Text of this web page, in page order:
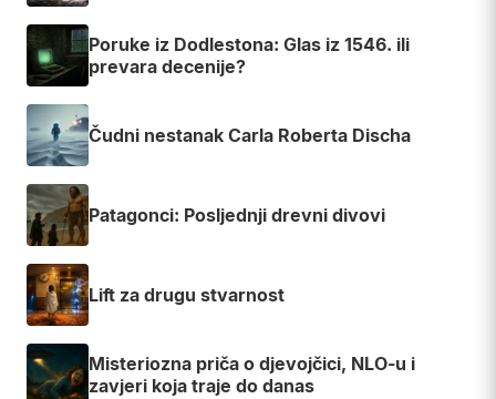
Poruke iz Dodlestona: Glas iz 1546. ili
prevara decenije?
Čudni nestanak Carla Roberta Discha
Patagonci: Posljednji drevni divovi
Lift za drugu stvarnost
Misteriozna priča o djevojčici, NLO-u i
zavjeri koja traje do danas